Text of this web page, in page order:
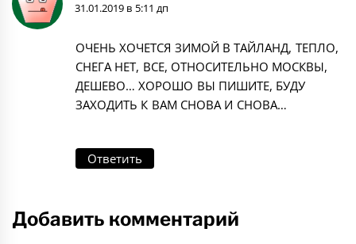
31.01.2019 в 5:11 дп
ОЧЕНЬ ХОЧЕТСЯ ЗИМОЙ В ТАЙЛАНД, ТЕПЛО,
СНЕГА НЕТ, ВСЕ, ОТНОСИТЕЛЬНО МОСКВЫ,
ДЕШЕВО… ХОРОШО ВЫ ПИШИТЕ, БУДУ
ЗАХОДИТЬ К ВАМ СНОВА И СНОВА…
Ответить
Добавить комментарий